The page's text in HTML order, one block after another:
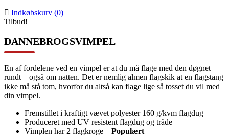
Indkøbskurv (0)
Tilbud!
DANNEBROGSVIMPEL
En af fordelene ved en vimpel er at du må flage med den døgnet
rundt – også om natten. Det er nemlig almen flagskik at en flagstang
ikke må stå tom, hvorfor du altså kan flage lige så tosset du vil med
din vimpel.
Fremstillet i kraftigt vævet polyester 160 g/kvm flagdug
Produceret med UV resistent flagdug og tråde
Vimplen har 2 flagkroge – Populært